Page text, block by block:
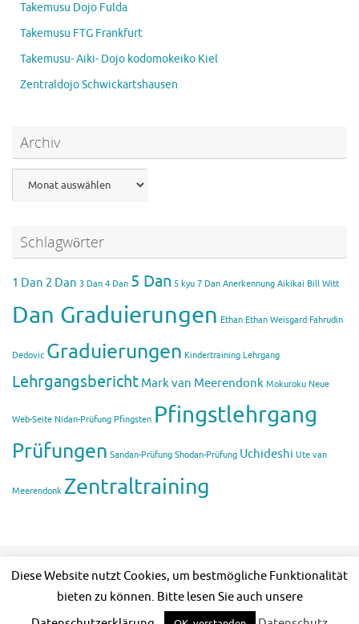
Takemusu Dojo Fulda
Takemusu FTG Frankfurt
Takemusu- Aiki- Dojo kodomokeiko Kiel
Zentraldojo Schwickartshausen
Archiv
Schlagwörter
1 Dan 2 Dan 3 Dan 4 Dan 5 Dan 5 kyu 7 Dan Anerkennung Aikikai Bill Witt
Dan Graduierungen Ethan Ethan Weisgard Fahrudin
Dedovic Graduierungen Kindertraining Lehrgang
Lehrgangsbericht Mark van Meerendonk Mokuroku Neue
Web-Seite Nidan-Prüfung Pfingsten Pfingstlehrgang
Prüfungen Sandan-Prüfung Shodan-Prüfung Uchideshi Ute van
Meerendonk Zentraltraining
Copyright: © 2001 – 2023 Bundesverband Takemusu Aiki Deutschland.
Diese Website nutzt Cookies, um bestmögliche Funktionalität
bieten zu können. Bitte lesen Sie auch unsere